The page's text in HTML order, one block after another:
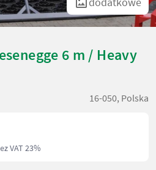
6 m / Heavy
16-050, Polska
VAT 23%